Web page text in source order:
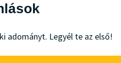
adományt. Legyél te az első!